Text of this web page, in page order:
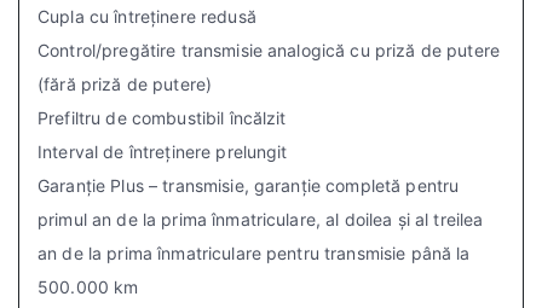
Cupla cu întreținere redusă
Control/pregătire transmisie analogică cu priză de putere
(fără priză de putere)
Prefiltru de combustibil încălzit
Interval de întreținere prelungit
Garanție Plus – transmisie, garanție completă pentru
primul an de la prima înmatriculare, al doilea și al treilea
an de la prima înmatriculare pentru transmisie până la
500.000 km